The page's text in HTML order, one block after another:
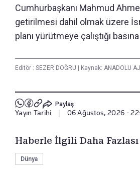
Cumhurbaşkanı Mahmud
getirilmesi dahil olmak üzere
planı yürütmeye çalıştığı basına
Editör : SEZER DOĞRU Kaynak: ANADOLU
Paylaş
Yayın Tarihi 06 Ağustos, 2026 -
Haberle İlgili Daha Fazlası
Dünya